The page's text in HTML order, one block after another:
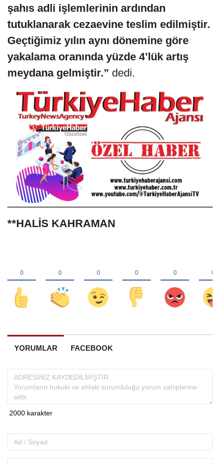
şahıs adli işlemlerinin ardından
tutuklanarak cezaevine teslim edilmiştir.
Geçtiğimiz yılın aynı dönemine göre
yakalama oranında yüzde 4’lük artış
meydana gelmiştir.” dedi.
**HALİS KAHRAMAN
YORUMLAR FACEBOOK